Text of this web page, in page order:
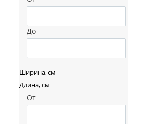
До
Ширина, см
Длина, см
От